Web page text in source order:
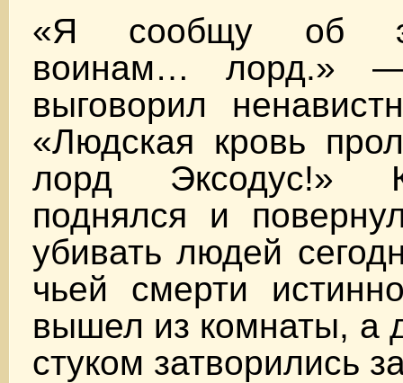
«Я сообщу об
воинам… лорд.»
выговорил
«Людская кровь
лорд Эксодус!»
поднялся и
убивать людей
чьей смерти
вышел из комнаты, а
стуком затворились